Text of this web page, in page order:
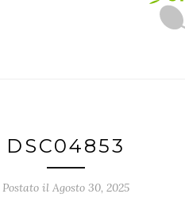
DSC04853
Postato il Agosto 30, 2025